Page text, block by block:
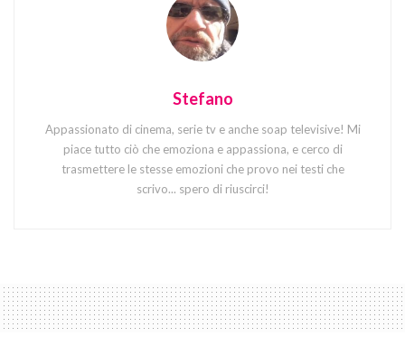
Stefano
Appassionato di cinema, serie tv e anche soap televisive! Mi
piace tutto ciò che emoziona e appassiona, e cerco di
trasmettere le stesse emozioni che provo nei testi che
scrivo... spero di riuscirci!